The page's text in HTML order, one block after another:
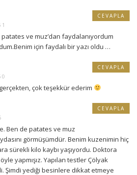
ve muz’dan faydalanıyordum
için faydalı bir yazı oldu …
CEVAPLA
çok teşekkür ederim
CEVAPLA
Ben de patates ve muz
görmüşümdür. Benim kuzenimin hiç
sürekli kilo kaybı yaşıyordu. Doktora
yapmışız. Yapılan testler Çölyak
Şimdi yediği besinlere dikkat etmeye
CEVAPLA